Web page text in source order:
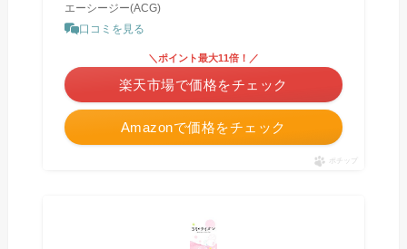
エーシージー(ACG)
口コミを見る
Amazonで価格をチェック
＼ポイント最大11倍！／
楽天市場で価格をチェック
ポチップ